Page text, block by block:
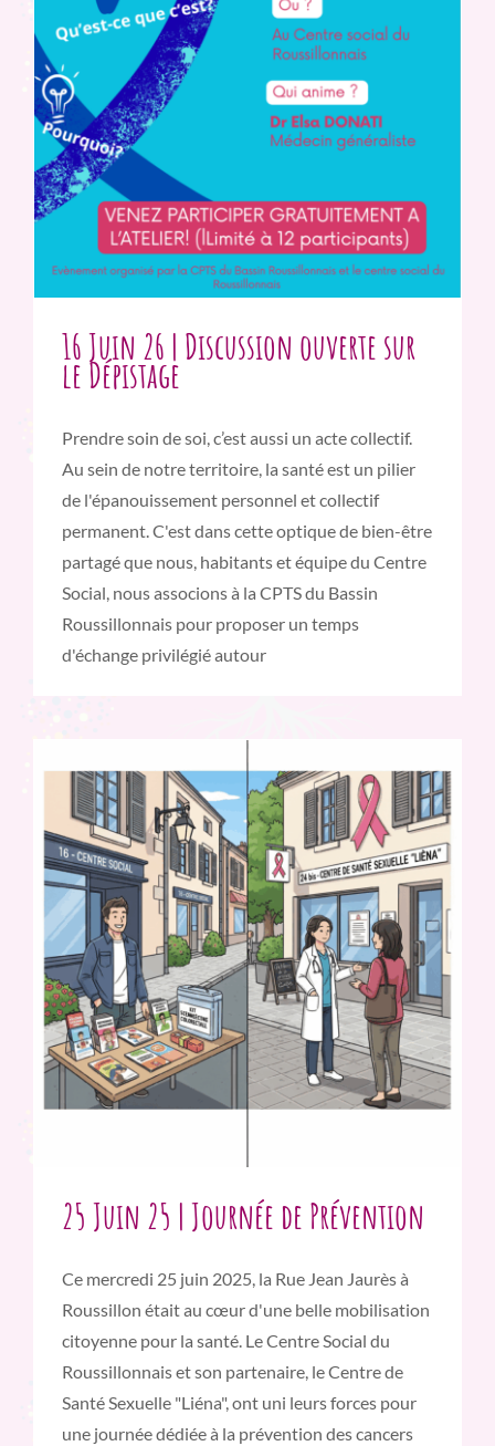
16 Juin 26 | Discussion ouverte sur
le Dépistage
Prendre soin de soi, c’est aussi un acte collectif.
Au sein de notre territoire, la santé est un pilier
de l'épanouissement personnel et collectif
permanent. C'est dans cette optique de bien-être
partagé que nous, habitants et équipe du Centre
Social, nous associons à la CPTS du Bassin
Roussillonnais pour proposer un temps
d'échange privilégié autour
25 Juin 25 | Journée de Prévention
Ce mercredi 25 juin 2025, la Rue Jean Jaurès à
Roussillon était au cœur d'une belle mobilisation
citoyenne pour la santé. Le Centre Social du
Roussillonnais et son partenaire, le Centre de
Santé Sexuelle "Liéna", ont uni leurs forces pour
une journée dédiée à la prévention des cancers